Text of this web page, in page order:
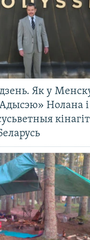
Як у
Нолана і